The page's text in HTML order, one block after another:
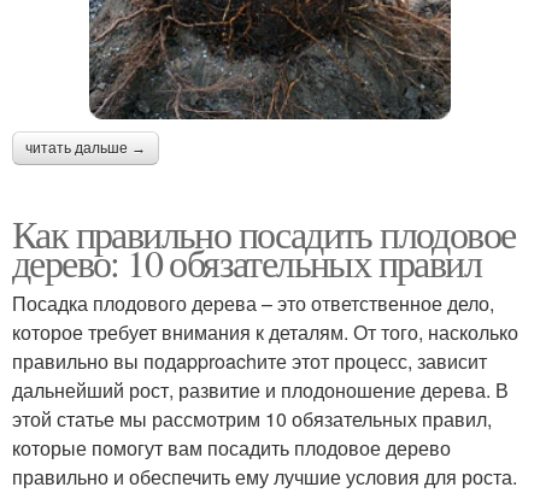
читать дальше →
Как правильно посадить плодовое
дерево: 10 обязательных правил
Посадка плодового дерева – это ответственное дело,
которое требует внимания к деталям. От того, насколько
правильно вы подapproachите этот процесс, зависит
дальнейший рост, развитие и плодоношение дерева. В
этой статье мы рассмотрим 10 обязательных правил,
которые помогут вам посадить плодовое дерево
правильно и обеспечить ему лучшие условия для роста.